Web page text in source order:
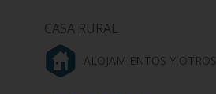
CASA RURAL
ALOJAMIENTOS Y